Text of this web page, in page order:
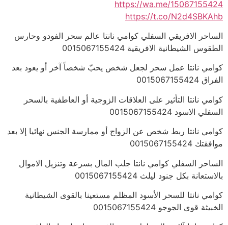
https://wa.me/15067155424
https://t.co/N2d4SBKAhb
الساحر الافريقي السفلي كوامي نانتا عالم سحر الفودو وحارس
الطقوس الشيطانية الافريقية 0015067155424
كوامي نانتا عمل سحر لجعل شخص يحبّ شخصاً آخر أو يعود بعد
الفراق 0015067155424
كوامي نانتا التأثير على العلاقات الزوجية أو العاطفية بالسحر
السفلي الاسود 0015067155424
كوامي نانتا ربط شخص عن الزواج أو ممارسة الجنس نهائيا إلا بعد
موافقتك 0015067155424
الساحر السفلي كوامي نانتا جلب المال بسرعة وتنزيل الاموال
بالاستعانة بكل جنود ليلث 0015067155424
كوامي نانتا للسحر الأسود المظلم مستعينا بالقوى الشيطانية
الخبيثة قوى الجوجو 0015067155424